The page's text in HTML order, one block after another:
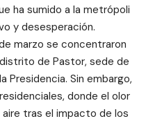
ha sumido a la metrópoli
y desesperación.
marzo se concentraron
de Pastor, sede de
Presidencia. Sin embargo,
donde el olor
tras el impacto de los